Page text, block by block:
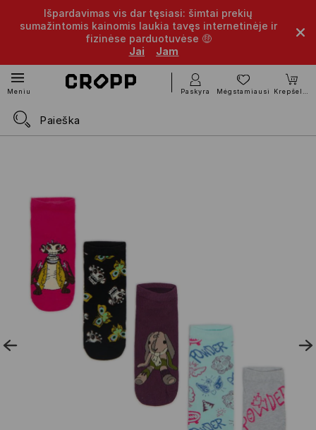
Išpardavimas vis dar tęsiasi: šimtai prekių
sumažintomis kainomis laukia tavęs internetinėje ir
fizinėse parduotuvėse 🤑
Jai
Jam
Meniu Paskyra Mėgstamiausi Krepšelis